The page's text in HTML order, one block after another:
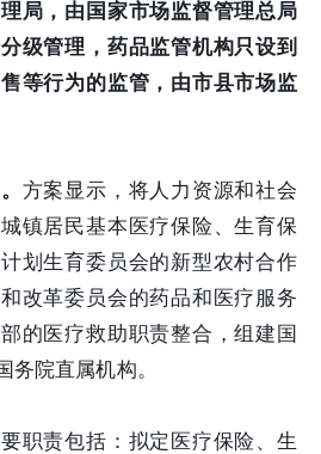
局，由国家市场监督管理总局
级管理，药品监管机构只设到
等行为的监管，由市县市场监
方案显示，将人力资源和社会
镇居民基本医疗保险、生育保
划生育委员会的新型农村合作
改革委员会的药品和医疗服务
的医疗救助职责整合，组建国
务院直属机构。
职责包括：拟定医疗保险、生